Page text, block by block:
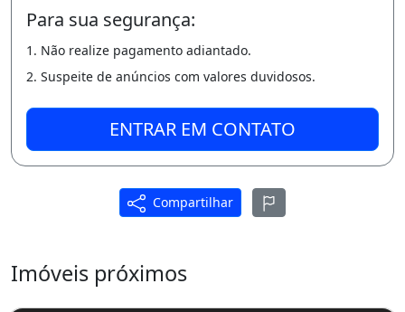
Para sua segurança:
1. Não realize pagamento adiantado.
2. Suspeite de anúncios com valores duvidosos.
ENTRAR EM CONTATO
Compartilhar
Imóveis próximos